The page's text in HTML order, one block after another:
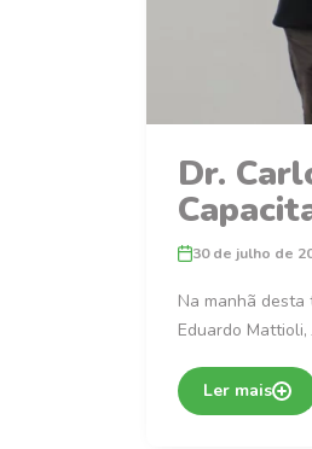
Dr.
30 de julho de
Na manhã
Eduardo Mattioli,
Ler mais